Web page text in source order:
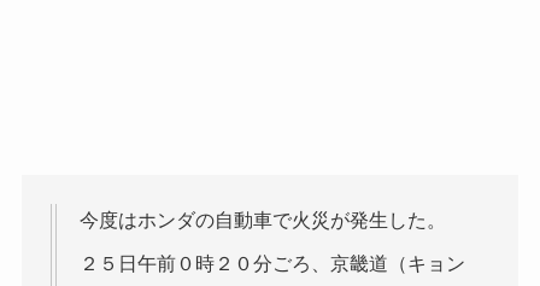
今度はホンダの自動車で火災が発生した。
２５日午前０時２０分ごろ、京畿道（キョン